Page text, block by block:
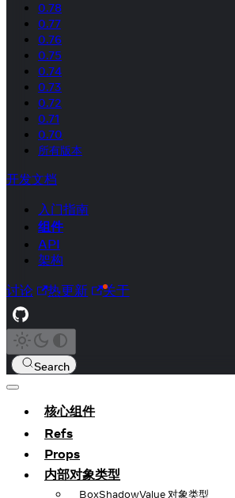
0.78
0.77
0.76
0.75
0.74
0.73
0.72
0.71
0.70
所有版本
开发文档
入门指南
组件
API
架构
讨论 热更新 关于
Search
核心组件
Refs
Props
内部对象类型
BoxShadowValue 对象类型